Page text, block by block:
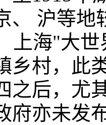
、 沪等地
上海"大
乡村，此
之后，尤
府亦未发